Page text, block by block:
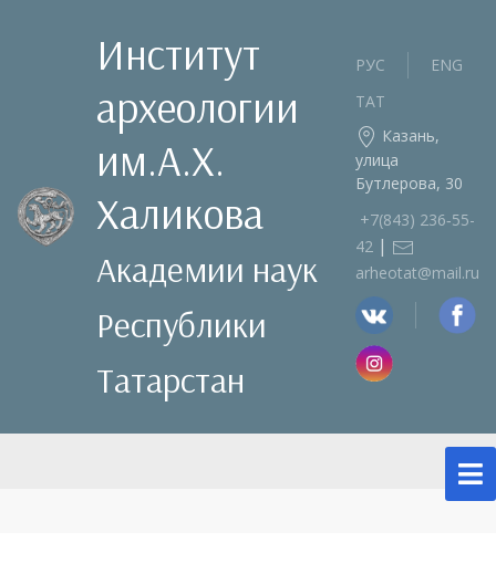
Институт
археологии
им.А.Х.
Халикова
Академии наук
Республики
Татарстан
РУС
ENG
ТАТ
Казань,
улица
Бутлерова, 30
+7(843) 236‑55-
42 |
arheotat@mail.ru